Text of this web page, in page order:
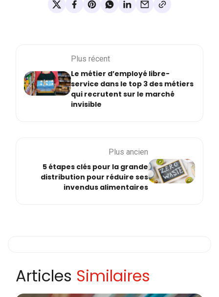
Plus récent
Le métier d’employé libre-
service dans le top 3 des métiers
qui recrutent sur le marché
invisible
Plus ancien
5 étapes clés pour la grande
distribution pour réduire ses
invendus alimentaires
Articles Similaires